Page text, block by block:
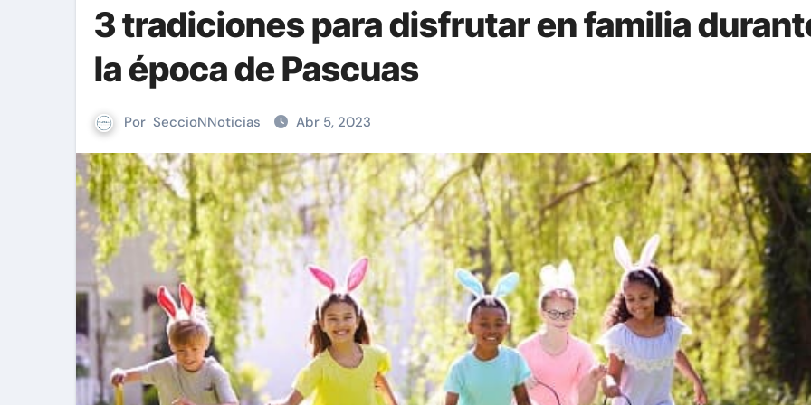
3 tradiciones para disfrutar en familia
la época de Pascuas
Por SeccioNNoticias Abr 5, 2023